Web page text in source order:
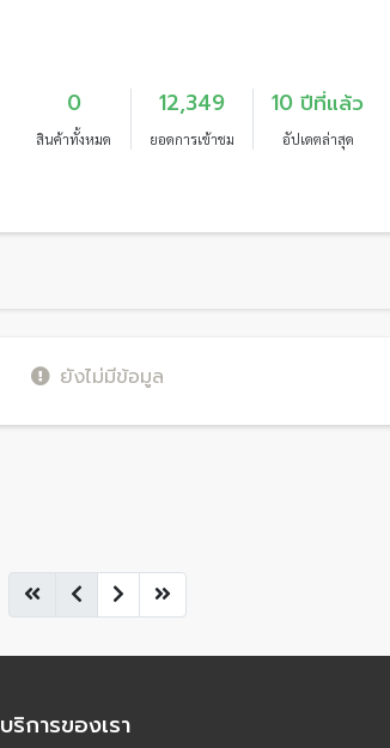
0
สินค้าทั้งหมด
12,349
ยอดการเข้าชม
10 ปีที่แล้ว
อัปเดตล่าสุด
ยังไม่มีข้อมูล
บริการของเรา